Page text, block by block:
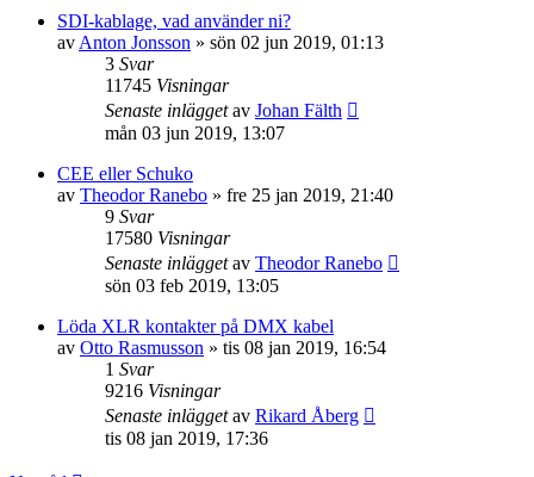
SDI-kablage, vad använder ni?
av Anton Jonsson » sön 02 jun 2019, 01:13
3 Svar
11745 Visningar
Senaste inläggetav Johan Fälth
mån 03 jun 2019, 13:07
CEE eller Schuko
av Theodor Ranebo » fre 25 jan 2019, 21:40
9 Svar
17580 Visningar
Senaste inläggetav Theodor Ranebo
sön 03 feb 2019, 13:05
Löda XLR kontakter på DMX kabel
av Otto Rasmusson » tis 08 jan 2019, 16:54
1 Svar
9216 Visningar
Senaste inläggetav Rikard Åberg
tis 08 jan 2019, 17:36